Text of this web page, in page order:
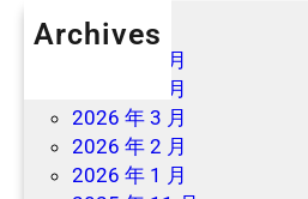
Archives
2026 年 7 月
2026 年 6 月
2026 年 3 月
2026 年 2 月
2026 年 1 月